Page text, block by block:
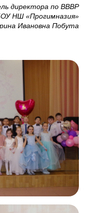
директора по ВВВР
НШ «Прогимназия»
Ивановна Побута